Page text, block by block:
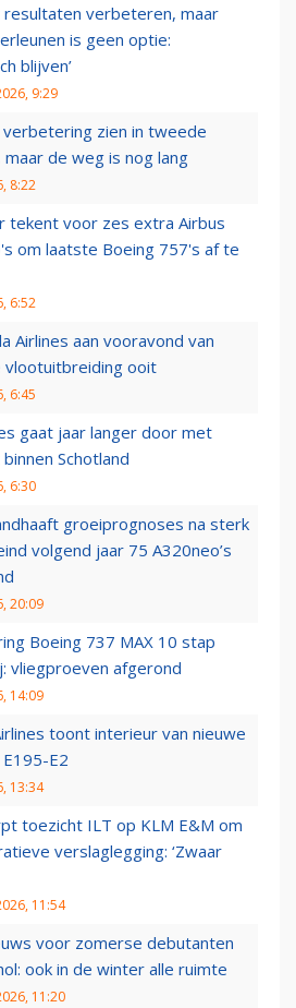
resultaten verbeteren, maar
is geen optie:
blijven’
9:29
verbetering zien in tweede
maar de weg is nog lang
8:22
tekent voor zes extra Airbus
om laatste Boeing 757's af te
6:52
Airlines aan vooravond van
ooit
6:45
gaat jaar langer door met
Schotland
6:30
groeiprognoses na sterk
volgend jaar 75 A320neo’s
20:09
Boeing 737 MAX 10 stap
vliegproeven afgerond
14:09
toont interieur van nieuwe
E2
13:34
toezicht ILT op KLM E&M om
verslaglegging: ‘Zwaar
11:54
voor zomerse debutanten
ook in de winter alle ruimte
11:20